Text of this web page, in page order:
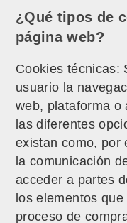
¿Qué tipos de
página web?
Cookies técnicas:
usuario la
web, plataforma o
las diferentes
existan como, por
la comunicación
acceder a partes
los elementos
proceso de